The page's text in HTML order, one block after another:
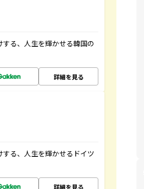
る、人生を輝かせる韓国の
詳細を見る
る、人生を輝かせるドイツ
詳細を見る